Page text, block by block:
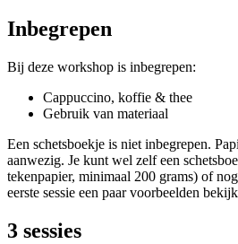
Inbegrepen
Bij deze workshop is inbegrepen:
Cappuccino, koffie & thee
Gebruik van materiaal
Een schetsboekje is niet inbegrepen.
aanwezig. Je kunt wel zelf een
tekenpapier, minimaal 200 grams) of
eerste sessie een paar voorbeelden
3 sessies